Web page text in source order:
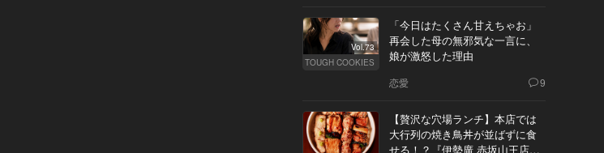
Vol.73
TOUGH COOKIES
「今日はたくさん甘えちゃお」
再会した母の無邪気な一言に、
娘が激怒した理由
恋愛 9
【贅沢な穴場ランチ】本店では
大行列の焼き鳥丼が並ばずに食
せる！？『伊勢廣 赤坂山王店』